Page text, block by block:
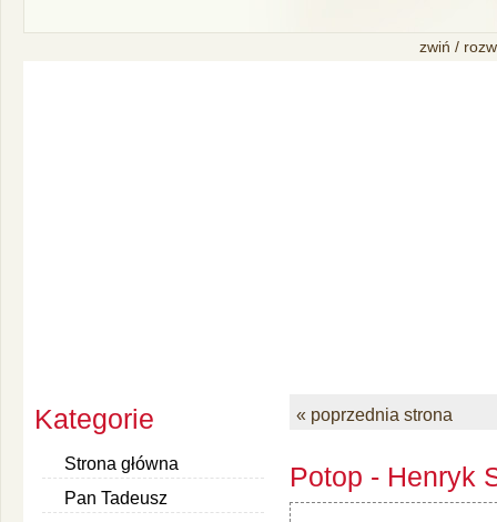
zwiń /
Kategorie
Strona główna
Pan Tadeusz
« poprzednia strona
Potop - Henryk